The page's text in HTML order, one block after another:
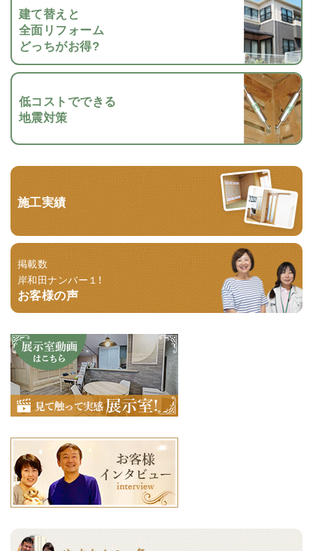
建て替えと
全面リフォーム
どっちがお得?
低コストでできる
地震対策
施工実績
掲載数
岸和田ナンバー１！
お客様の声